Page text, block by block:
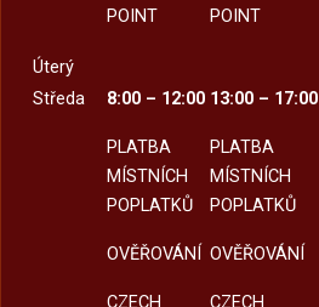
POINT
POINT
Úterý
Středa
8:00 – 12:00
PLATBA
MÍSTNÍCH
POPLATKŮ
OVĚŘOVÁNÍ
13:00 – 17:00
PLATBA
MÍSTNÍCH
POPLATKŮ
OVĚŘOVÁNÍ